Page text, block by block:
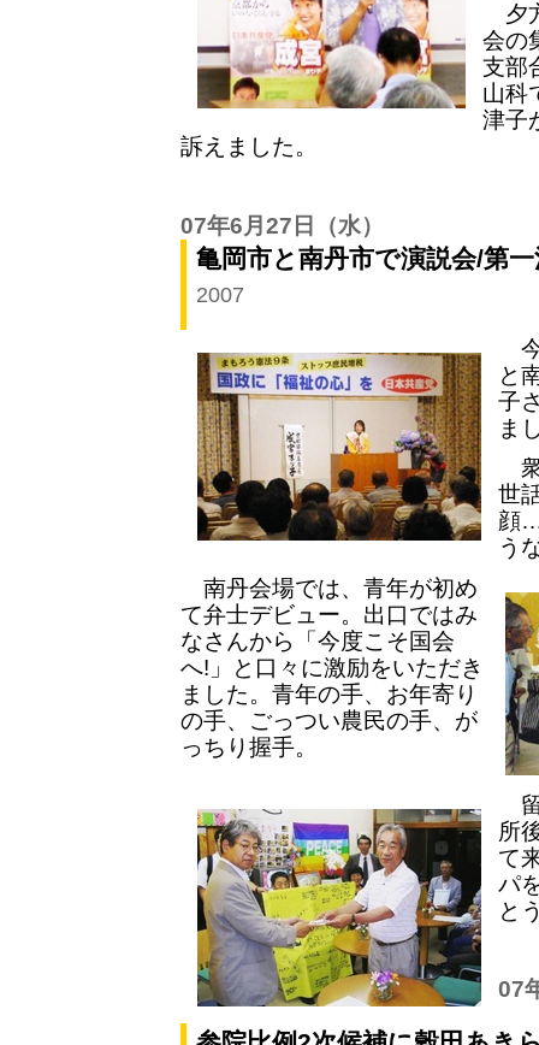
夕
会の
支部
山科
津子
訴えました。
07年6月27日 （水）
亀岡市と南丹市で演説会/第
2007
今
と
子
ま
衆
世
顔
う
南丹会場では、青年が初め
て弁士デビュー。出口ではみ
なさんから「今度こそ国会
へ!」と口々に激励をいただき
ました。青年の手、お年寄り
の手、ごっつい農民の手、が
っちり握手。
留
所
て
パ
と
07